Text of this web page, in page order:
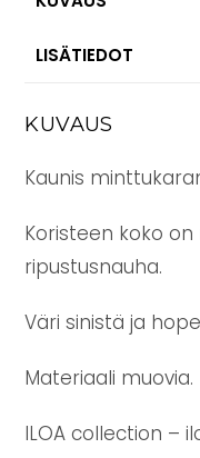
LISÄTIEDOT
KUVAUS
Kaunis
Koristeen koko on
ripustusnauha.
Väri sinistä ja
Materiaali muovia.
ILOA collection –